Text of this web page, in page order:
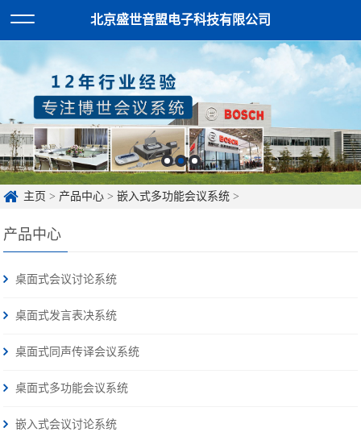
北京盛世音盟电子科技有限公司
主页 > 产品中心 >嵌入式多功能会议系统 >
产品中心
桌面式会议讨论系统
桌面式发言表决系统
桌面式同声传译会议系统
桌面式多功能会议系统
嵌入式会议讨论系统